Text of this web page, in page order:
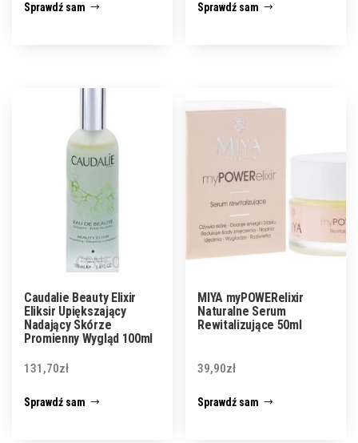
Sprawdź sam Sprawdź sam
Caudalie Beauty Elixir
Eliksir Upiększający
Nadający Skórze
Promienny Wygląd 100ml
131,70zł
Sprawdź sam
MIYA myPOWERelixir
Naturalne Serum
Rewitalizujące 50ml
39,90zł
Sprawdź sam